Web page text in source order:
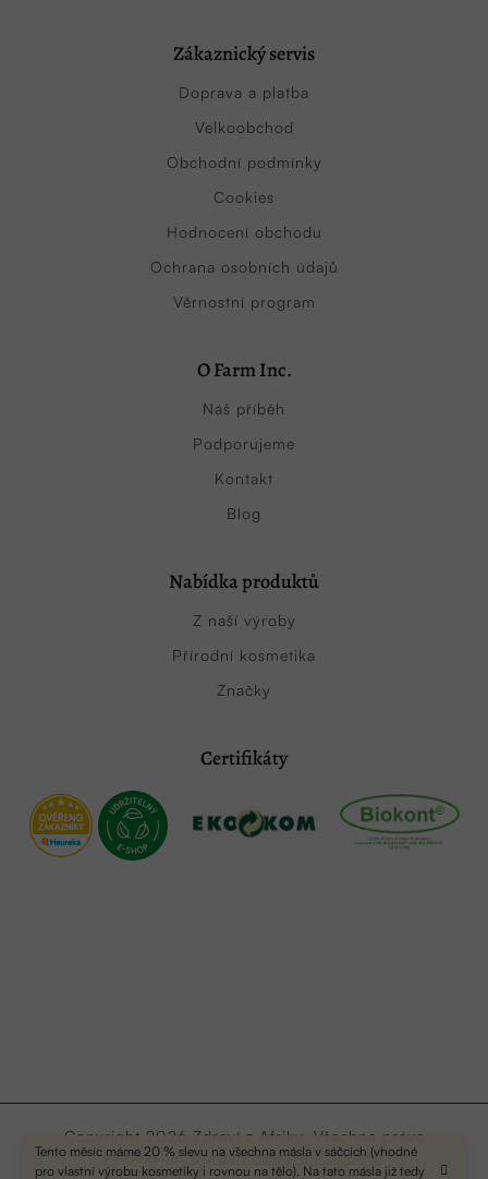
Tento měsíc máme 20 % slevu na všechna másla v sáčcích (vhodné
pro vlastní výrobu kosmetiky i rovnou na tělo). Na tato másla již tedy
Zákaznický servis
Doprava a platba
Velkoobchod
Obchodní podmínky
Cookies
Hodnocení obchodu
Ochrana osobních údajů
Věrnostní program
O Farm Inc.
Náš příběh
Podporujeme
Kontakt
Blog
Nabídka produktů
Z naší výroby
Přírodní kosmetika
Značky
Certifikáty
Copyright 2026 Zdraví z Afriky . Všechna práva
vyhrazena.Upravit nastavení cookies